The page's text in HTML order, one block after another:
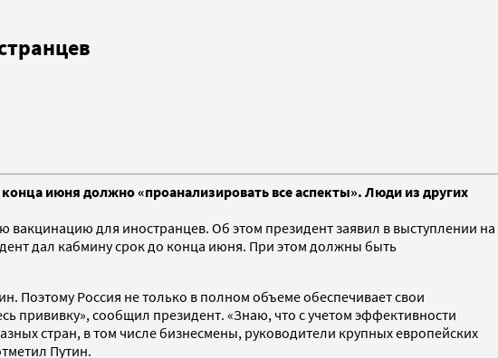
июня должно «проанализировать все аспекты». Люди из других
вакцинацию для иностранцев. Об этом президент заявил в выступлении на
дал кабмину срок до конца июня. При этом должны быть
Поэтому Россия не только в полном объеме обеспечивает свои
прививку», сообщил президент. «Знаю, что с учетом эффективности
стран, в том числе бизнесмены, руководители крупных европейских
Путин.